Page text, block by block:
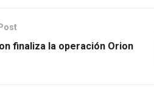
finaliza la operación Orion